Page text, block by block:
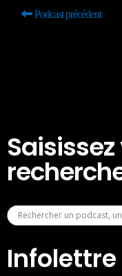
Podcast précédent
Infolettre